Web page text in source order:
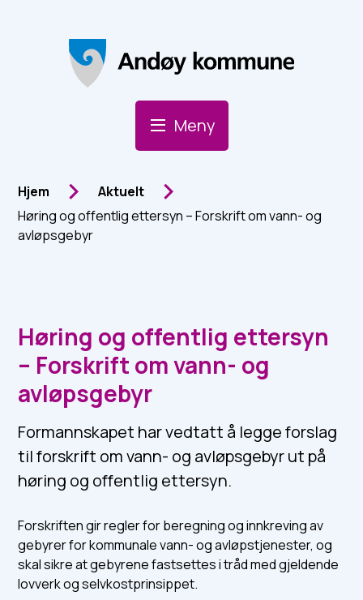
Andøy Kommune
Meny
Du er her:
Hjem
Aktuelt
Høring og offentlig ettersyn – Forskrift om vann- og
avløpsgebyr
Høring og offentlig ettersyn
– Forskrift om vann- og
avløpsgebyr
Formannskapet har vedtatt å legge forslag
til forskrift om vann- og avløpsgebyr ut på
høring og offentlig ettersyn.
Forskriften gir regler for beregning og innkreving av
gebyrer for kommunale vann- og avløpstjenester, og
skal sikre at gebyrene fastsettes i tråd med gjeldende
lovverk og selvkostprinsippet.